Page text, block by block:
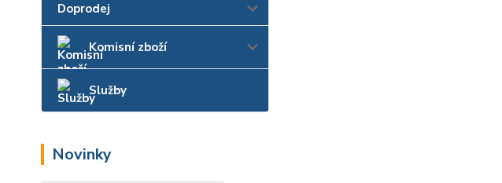
Doprodej
Komisní zboží
Služby
Novinky